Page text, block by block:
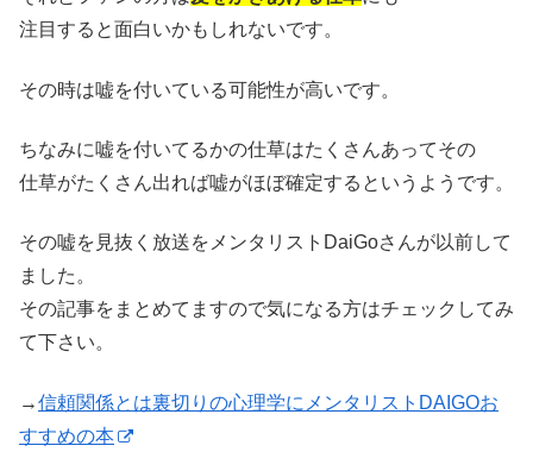
注目すると面白いかもしれないです。
その時は嘘を付いている可能性が高いです。
ちなみに嘘を付いてるかの仕草はたくさんあってその
仕草がたくさん出れば嘘がほぼ確定するというようです。
その嘘を見抜く放送をメンタリストDaiGoさんが以前して
ました。
その記事をまとめてますので気になる方はチェックしてみ
て下さい。
→信頼関係とは裏切りの心理学にメンタリストDAIGOお
すすめの本